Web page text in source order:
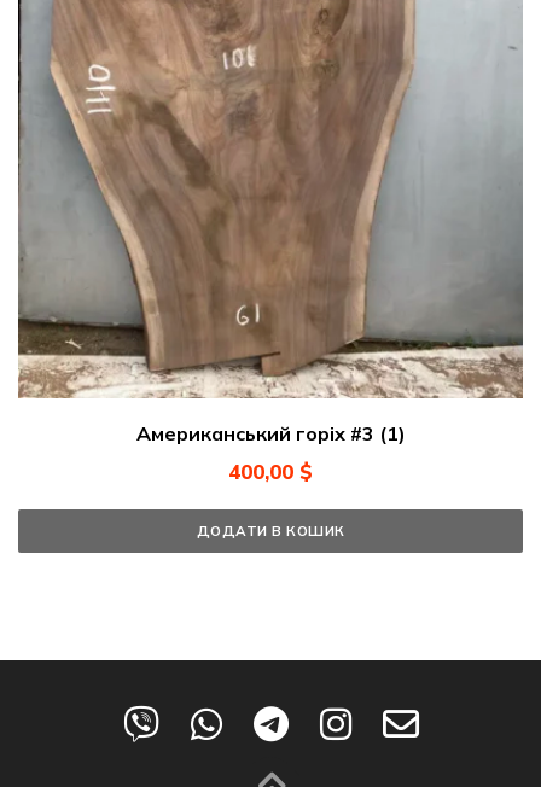
Американський горіх #3 (1)
400,00 $
ДОДАТИ В КОШИК